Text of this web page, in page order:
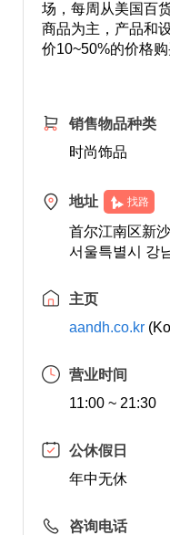
场，每周从美国百
商品为主，产品和
价10~50%的价格购
销售物品种类
时尚饰品
地址 找路
首尔江南区新
서울특별시 강
主页
aandh.co.kr
营业时间
11:00 ~ 21:30
公休假日
年中无休
咨询电话